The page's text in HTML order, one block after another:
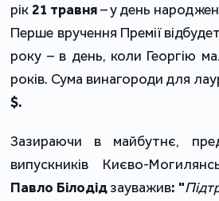
рік 21 травня– у день
Перше вручення Премії
року – в день, коли Георгію
років. Сума винагороди для
$.
Зазираючи в майбутнє,
випускників Києво-
Павло Білодідзауважив: "